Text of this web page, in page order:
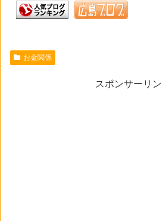
お金関係
スポンサーリン